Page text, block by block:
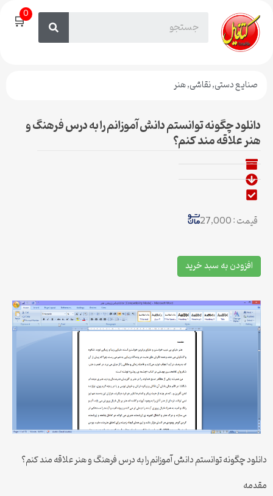
🛒0
صنایع دستی,نقاشی,هنر
دانلود چگونه توانستم دانش آموزانم را به درس فرهنگ و
هنر علاقه مند کنم؟
قیمت : 27,000
افزودن به سبد خرید
دانلود چگونه توانستم دانش آموزانم را به درس فرهنگ و هنر علاقه مند کنم؟
مقدمه